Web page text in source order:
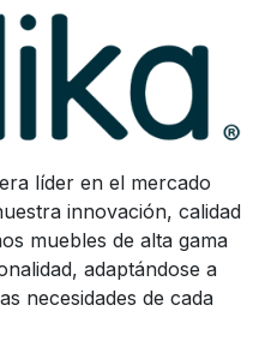
líder en el mercado
innovación, calidad
muebles de alta gama
adaptándose a
necesidades de cada